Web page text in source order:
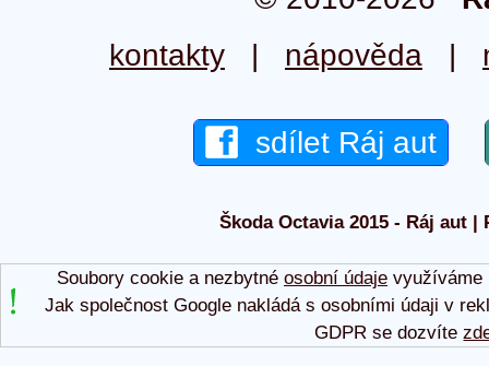
kontakty | nápověda |
sdílet Ráj aut
Škoda Octavia 2015 - Ráj aut |
Soubory cookie a nezbytné osobní údajevyužíváme
Jak společnost Google nakládá s osobními údaji v
GDPR se dozvíte